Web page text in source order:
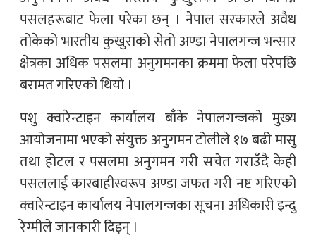
पसलहरूबाट फेला परेका छन् । नेपाल सरकारले अवैध
तोकेको भारतीय कुखुराको सेतो अण्डा नेपालगन्ज भन्सार
क्षेत्रका अधिक पसलमा अनुगमनका क्रममा फेला परेपछि
बरामत गरिएको थियो ।
पशु क्वारेन्टाइन कार्यालय बाँके नेपालगन्जको मुख्य
आयोजनामा भएको संयुक्त अनुगमन टोलीले १७ बढी मासु
तथा होटल र पसलमा अनुगमन गरी सचेत गराउँदै केही
पसललाई कारबाहीस्वरूप अण्डा जफत गरी नष्ट गरिएको
क्वारेन्टाइन कार्यालय नेपालगन्जका सूचना अधिकारी इन्दु
रेग्मीले जानकारी दिइन् ।